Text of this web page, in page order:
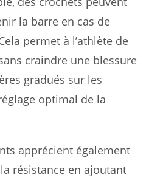
la barre en cas de
permet à l’athlète de
craindre une blessure
gradués sur les
optimal de la
apprécient également
résistance en ajoutant